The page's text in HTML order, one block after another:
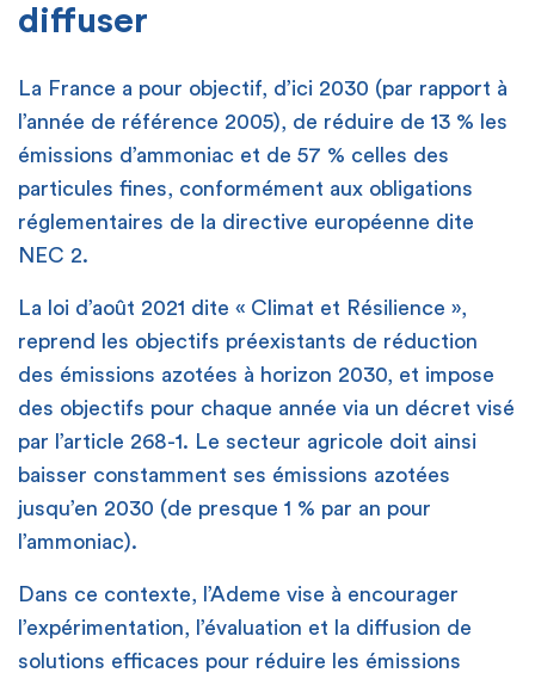
diffuser
La France a pour objectif, d’ici 2030 (par rapport à
l’année de référence 2005), de réduire de 13 % les
émissions d’ammoniac et de 57 % celles des
particules fines, conformément aux obligations
réglementaires de la directive européenne dite
NEC 2.
La loi d’août 2021 dite « Climat et Résilience »,
reprend les objectifs préexistants de réduction
des émissions azotées à horizon 2030, et impose
des objectifs pour chaque année via un décret visé
par l’article 268-1. Le secteur agricole doit ainsi
baisser constamment ses émissions azotées
jusqu’en 2030 (de presque 1 % par an pour
l’ammoniac).
Dans ce contexte, l’Ademe vise à encourager
l’expérimentation, l’évaluation et la diffusion de
solutions efficaces pour réduire les émissions